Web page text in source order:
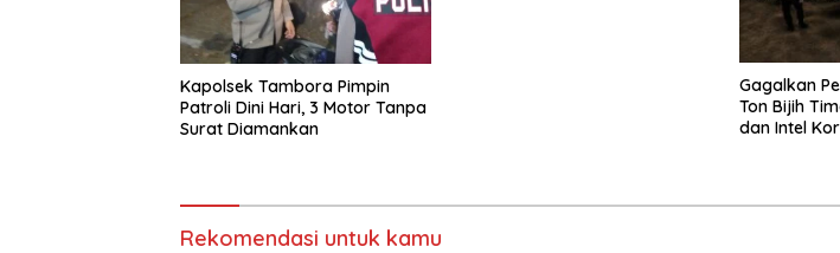
Kapolsek Tambora Pimpin
Patroli Dini Hari, 3 Motor Tanpa
Surat Diamankan
Gagalkan
Ton Bijih
dan Intel
Rekomendasi untuk kamu